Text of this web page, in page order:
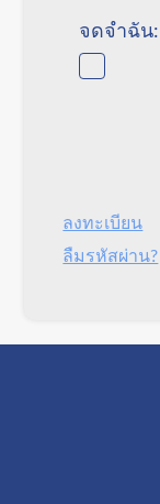
จดจำฉัน:
ลงทะเบียน
ลืมรหัสผ่าน?